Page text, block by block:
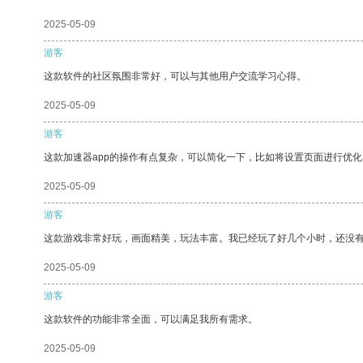
2025-05-09
游客
这款软件的社区氛围非常好，可以与其他用户交流学习心得。
2025-05-09
游客
这款加速器app的操作有点复杂，可以简化一下，比如将设置页面进行优化
2025-05-09
游客
这款游戏非常好玩，画面精美，玩法丰富。我已经玩了好几个小时，还没有
2025-05-09
游客
这款软件的功能非常全面，可以满足我所有需求。
2025-05-09